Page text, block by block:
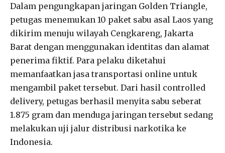
Dalam pengungkapan jaringan Golden Triangle,
petugas menemukan 10 paket sabu asal Laos yang
dikirim menuju wilayah Cengkareng, Jakarta
Barat dengan menggunakan identitas dan alamat
penerima fiktif. Para pelaku diketahui
memanfaatkan jasa transportasi online untuk
mengambil paket tersebut. Dari hasil controlled
delivery, petugas berhasil menyita sabu seberat
1.875 gram dan menduga jaringan tersebut sedang
melakukan uji jalur distribusi narkotika ke
Indonesia.